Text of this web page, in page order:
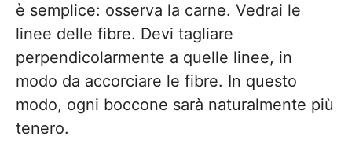
è semplice: osserva la carne. Vedrai le
linee delle fibre. Devi tagliare
perpendicolarmente a quelle linee, in
modo da accorciare le fibre. In questo
modo, ogni boccone sarà naturalmente più
tenero.